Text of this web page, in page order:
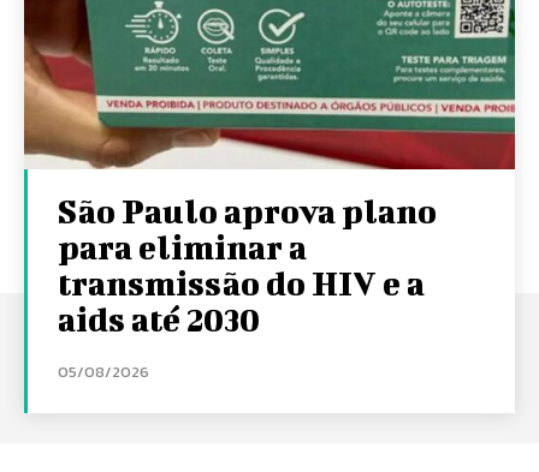
São Paulo aprova plano
para eliminar a
transmissão do HIV e a
aids até 2030
05/08/2026